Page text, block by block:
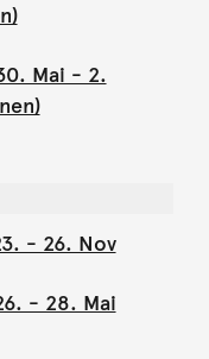
Mai - 2.
- 26. Nov
- 28. Mai